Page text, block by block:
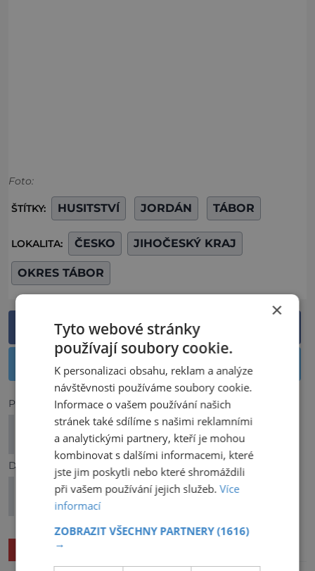
Foto:
ŠTÍTKY: HUSITSTVÍ JORDÁN TÁBOR
LOKALITA: ČESKO JIHOČESKÝ KRAJ
OKRES TÁBOR
Sdílet na Facebooku
Sdílet na Twitteru
Předchozí článek
Vyrazte si na Valentýna do Rudolfina! Na večer
s Filmovou filharmonií
Další článek
Harfiště: Nový dětský koutek v Galerii Harfa,
který si oblíbí i rodiče
SOUVISEJÍCÍ ČLÁNKY
×
Tyto webové stránky
používají soubory cookie.
K personalizaci obsahu, reklam a analýze
návštěvnosti používáme soubory cookie.
Informace o vašem používání našich
stránek také sdílíme s našimi reklamními
a analytickými partnery, kteří je mohou
kombinovat s dalšími informacemi, které
jste jim poskytli nebo které shromáždili
při vašem používání jejich služeb.Více
informací
ZOBRAZIT VŠECHNY PARTNERY(1616)
→